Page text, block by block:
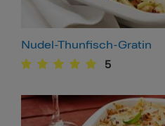
Nudel-Thunfisch-Gratin
5